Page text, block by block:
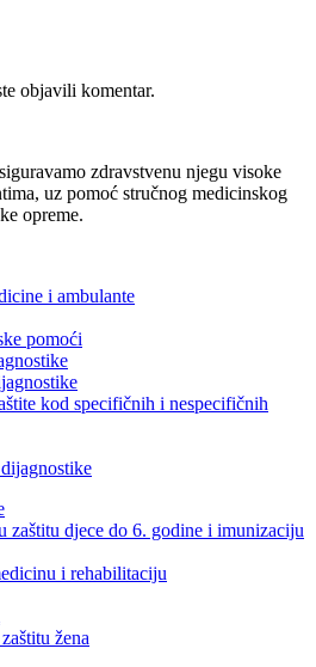
objavili komentar.
zdravstvenu njegu visoke
uz pomoć stručnog medicinskog
opreme.
i ambulante
pomoći
kod specifičnih i nespecifičnih
zaštitu djece do 6. godine i imunizaciju
i rehabilitaciju
žena